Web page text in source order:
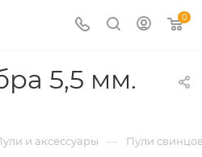
0
5,5 мм.
и аксессуары — Пули